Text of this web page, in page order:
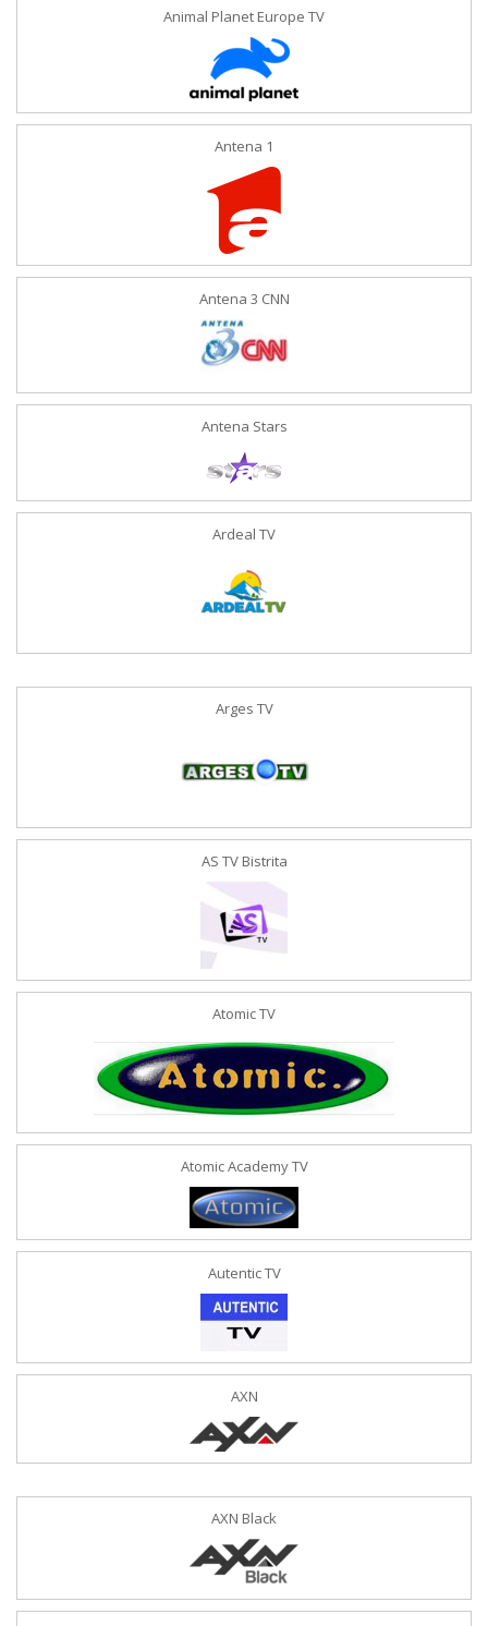
Animal Planet Europe TV
Antena 1
Antena 3 CNN
Antena Stars
Ardeal TV
Arges TV
AS TV Bistrita
Atomic TV
Atomic Academy TV
Autentic TV
AXN
AXN Black